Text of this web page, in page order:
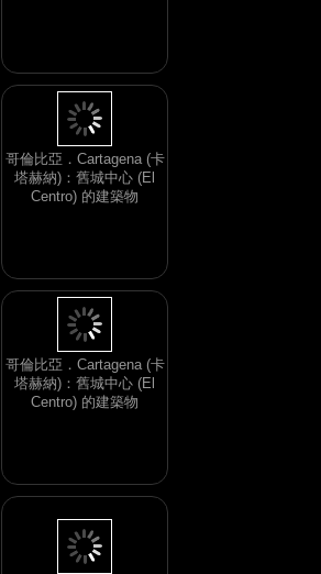
哥倫比亞．Cartagena (卡
塔赫納)：舊城中心 (El
Centro) 的建築物
哥倫比亞．Cartagena (卡
塔赫納)：舊城中心 (El
Centro) 的建築物